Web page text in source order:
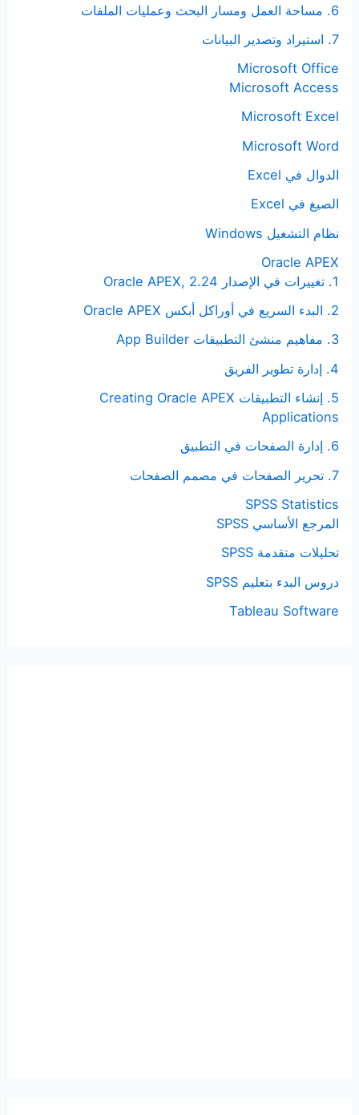
6. مساحة العمل ومسار البحث وعمليات الملفات
7. استيراد وتصدير البيانات
Microsoft Office
Microsoft Access
Microsoft Excel
Microsoft Word
الدوال في Excel
الصيغ في Excel
نظام التشغيل Windows
Oracle APEX
1. تغييرات في الإصدار Oracle APEX, 2.24
2. البدء السريع في أوراكل أبكس Oracle APEX
3. مفاهيم منشئ التطبيقات App Builder
4. إدارة تطوير الفريق
5. إنشاء التطبيقات Creating Oracle APEX
Applications
6. إدارة الصفحات في التطبيق
7. تحرير الصفحات في مصمم الصفحات
SPSS Statistics
المرجع الأساسي SPSS
تحليلات متقدمة SPSS
دروس البدء بتعليم SPSS
Tableau Software